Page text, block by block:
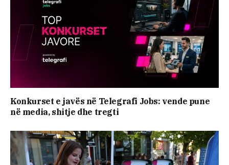
Konkurset e javës në Telegrafi Jobs: vende pune
në media, shitje dhe tregti